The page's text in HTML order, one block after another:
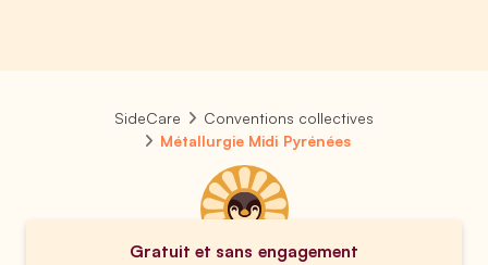
SideCare
Conventions collectives
Métallurgie Midi Pyrénées
Gratuit et sans engagement